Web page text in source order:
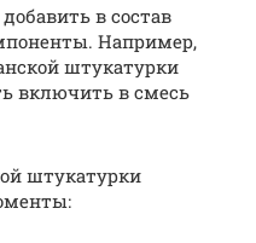
в состав
Например,
штукатурки
включить в смесь
штукатурки